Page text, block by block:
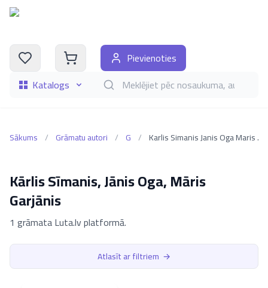
Katalogs Meklēt grāmatas pēc nosaukuma, autora,
Pievienoties
Sākums / Grāmatu autori / G / Karlis Simanis Janis Oga Maris Garjanis
Kārlis Sīmanis, Jānis Oga, Māris
Garjānis
1 grāmata Luta.lv platformā.
Atlasīt ar filtriem →